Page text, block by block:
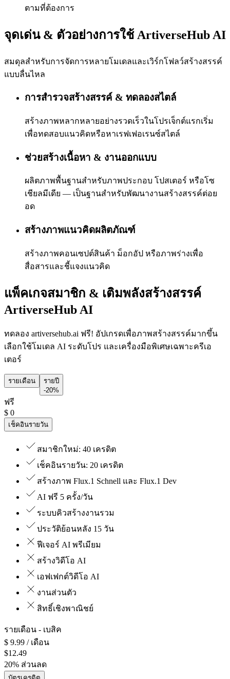
ตามที่ต้องการ
จุดเด่น & ตัวอย่างการใช้ ArtiverseHub AI
สมดุลสำหรับการจัดการหลายโมเดลและเวิร์กโฟลว์สร้างสรรค์
แบบลื่นไหล
การสำรวจสร้างสรรค์ & ทดลองสไตล์
สร้างภาพหลากหลายอย่างรวดเร็วในโปรเจ็กต์แรกเริ่ม
เพื่อทดสอบแนวคิดหรือหาเรฟเฟอเรนซ์สไตล์
ช่วยสร้างเนื้อหา & งานออกแบบ
ผลิตภาพพื้นฐานสำหรับภาพประกอบ โปสเตอร์ หรือโซ
เชียลมีเดีย — เป็นฐานสำหรับพัฒนางานสร้างสรรค์ต่อย
อด
สร้างภาพแนวคิดผลิตภัณฑ์
สร้างภาพคอนเซปต์สินค้า ม็อกอัป หรือภาพร่างเพื่อ
สื่อสารและชี้แจงแนวคิด
แพ็คเกจสมาชิก & เติมพลังสร้างสรรค์
ArtiverseHub AI
ทดลอง artiversehub.ai ฟรี! อัปเกรดเพื่อภาพสร้างสรรค์มากขึ้น
เลือกใช้โมเดล AI ระดับโปร และเครื่องมือพิเศษเฉพาะครีเอ
เตอร์
รายเดือน
รายปี
-20%
ฟรี
$ 0
เช็คอินรายวัน
สมาชิกใหม่: 40 เครดิต
เช็คอินรายวัน: 20 เครดิต
สร้างภาพ Flux.1 Schnell และ Flux.1 Dev
AI ฟรี 5 ครั้ง/วัน
ระบบคิวสร้างงานรวม
ประวัติย้อนหลัง 15 วัน
ฟีเจอร์ AI พรีเมียม
สร้างวิดีโอ AI
เอฟเฟกต์วิดีโอ AI
งานส่วนตัว
สิทธิ์เชิงพาณิชย์
รายเดือน - เบสิค
$ 9.99 / เดือน
$12.49
20% ส่วนลด